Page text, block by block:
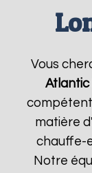
Vous
Atlantic
matière
chauffe-
Notre